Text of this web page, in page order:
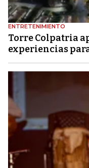
ENTRETENIMIENTO
Torre Colpatria
experiencias